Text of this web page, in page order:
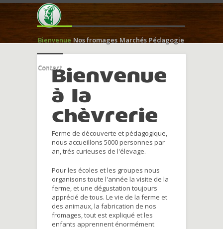
Bienvenue Nos fromages Marchés Pédagogie
ContactBienvenue
à la
chèvrerie
Ferme de découverte et pédagogique,
nous accueillons 5000 personnes par
an, trés curieuses de l'élevage.
Pour les écoles et les groupes nous
organisons toute l'année la visite de la
ferme, et une dégustation toujours
apprécié de tous. Le vie de la ferme et
des animaux, la fabrication de nos
fromages, tout est expliqué et les
enfants apprennent énormément